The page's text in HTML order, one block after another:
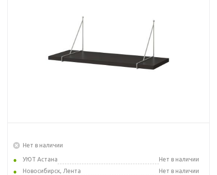
Нет в наличии
УЮТ Астана
Нет в наличии
Новосибирск, Лента
Нет в наличии